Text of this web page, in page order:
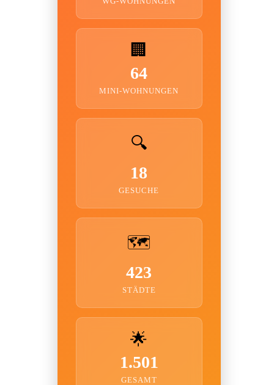
🏢
64
MINI-WOHNUNGEN
🔍
18
GESUCHE
🗺️
423
STÄDTE
🌟
1.501
GESAMT